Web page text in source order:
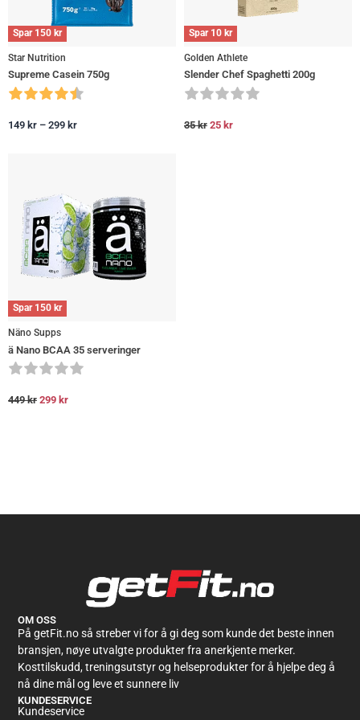
Spar 150 kr
Star Nutrition
Supreme Casein 750g
149 kr – 299 kr
Spar 10 kr
Golden Athlete
Slender Chef Spaghetti 200g
35kr 25 kr
Spar 150 kr
Näno Supps
ä Nano BCAA 35 serveringer
449kr 299 kr
OM OSS
På getFit.no så streber vi for å gi deg som kunde det beste innen
bransjen, nøye utvalgte produkter fra anerkjente merker.
Kosttilskudd, treningsutstyr og helseprodukter for å hjelpe deg å
nå dine mål og leve et sunnere liv
KUNDESERVICE
Kundeservice